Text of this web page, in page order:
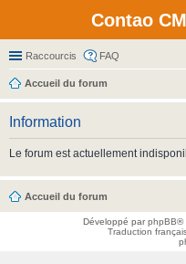
Contao
Raccourcis FAQ
Accueil du forum
Information
Le forum est actuellement
Accueil du forum
Développé parphpBB®
Traduction